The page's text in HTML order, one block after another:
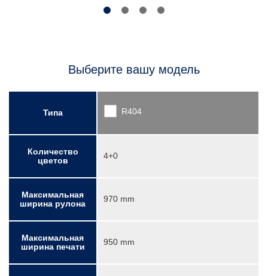
Выберите вашу модель
Типа
Количество
цветов
Максимальная
ширина рулона
Максимальная
ширина печати
R404
4+0
970 mm
950 mm